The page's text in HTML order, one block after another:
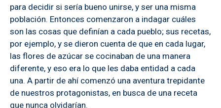
para decidir si sería bueno unirse, y ser una misma
población. Entonces comenzaron a indagar cuáles
son las cosas que definían a cada pueblo; sus recetas,
por ejemplo, y se dieron cuenta de que en cada lugar,
las flores de azúcar se cocinaban de una manera
diferente, y eso era lo que les daba entidad a cada
una. A partir de ahí comenzó una aventura trepidante
de nuestros protagonistas, en busca de una receta
que nunca olvidarían.